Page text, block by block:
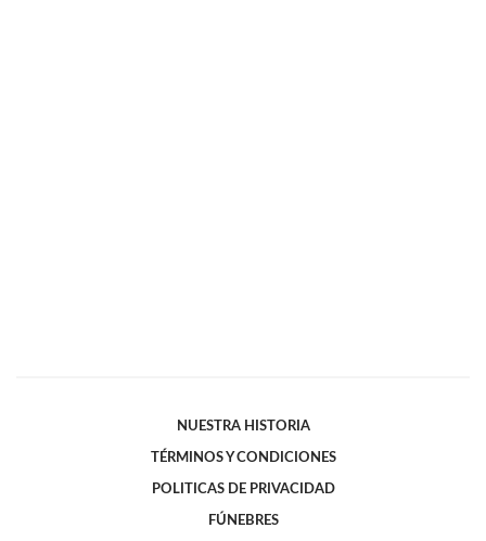
NUESTRA HISTORIA
TÉRMINOS Y CONDICIONES
POLITICAS DE PRIVACIDAD
FÚNEBRES